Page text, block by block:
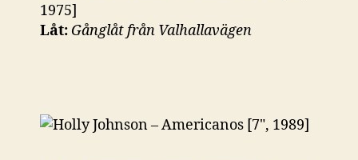
1975]
Låt: Gånglåt från Valhallavägen